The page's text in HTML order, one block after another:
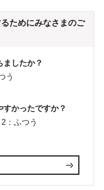
ためにみなさまのご
ましたか？
う
すかったですか？
2：ふつう